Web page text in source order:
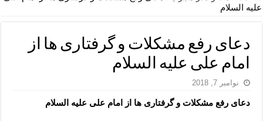
دعای مشکل گشا برای رفع فقر – ذکرهای روزی‌ بخش
معجزات دعای یا من اظهر الجمیل – دعای یا من اظهر الجمیل برای
مهم ترین اذکار الهی و فضیلت آن ها – ذکر مخصوص مستجاب الدعوه
دعا برای ترس بچه ها در خواب – دعای ترس و بی خوابی کودکان
علیه السلام
دعای رفع مشکلات و گرفتاری ها از
امام علی علیه السلام
نوامبر 7, 2018
دعای رفع مشکلات و گرفتاری ها از امام علی علیه السلام